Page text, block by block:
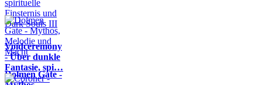
Voidceremony
- Über dunkle
Fantasie, spi…
Dolmen Gate -